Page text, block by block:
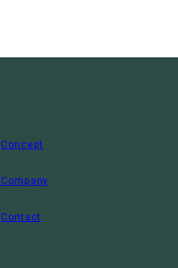
Concept
Company
Contact